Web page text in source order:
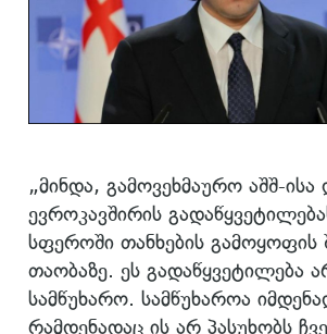
„მინდა, გამოვეხმაურო აშშ-ისა
ევროკავშირის
სფეროში თანხების გამოყოფის
თაობაზე. ეს გადაწყვეტილება
სამწუხარო. სამწუხაროა
რამდენადაც ის არ პასუხობს